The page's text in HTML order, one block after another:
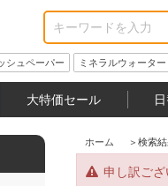
シュペーパー ミネラルウォーター
大特価セール
ホーム ＞ 検索
申し訳ご